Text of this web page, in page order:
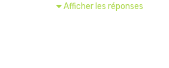
Afficher les réponses